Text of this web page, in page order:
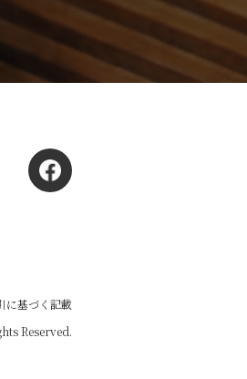
に基づく記載
Reserved.